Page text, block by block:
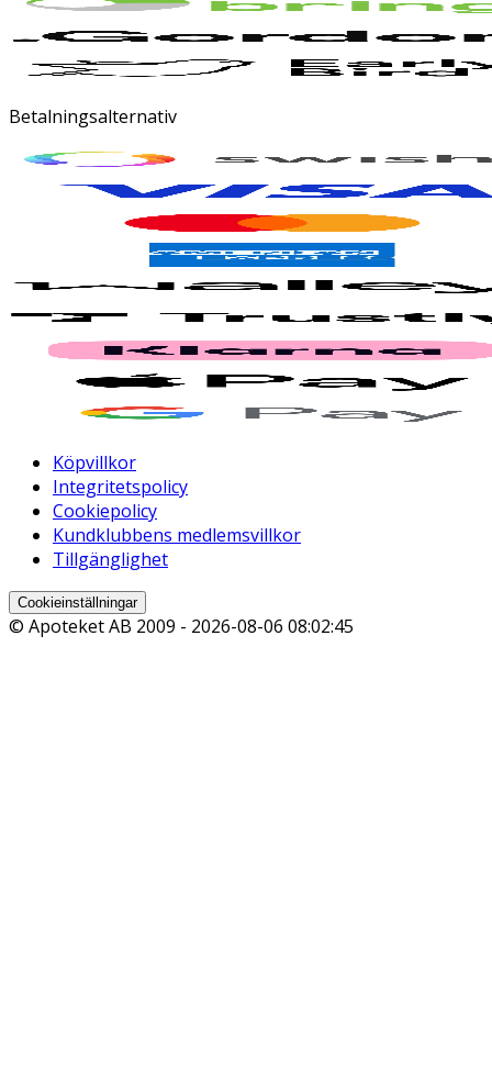
Betalningsalternativ
Köpvillkor
Integritetspolicy
Cookiepolicy
Kundklubbens medlemsvillkor
Tillgänglighet
Cookieinställningar
© Apoteket AB 2009 - 2026-08-06 08:02:45